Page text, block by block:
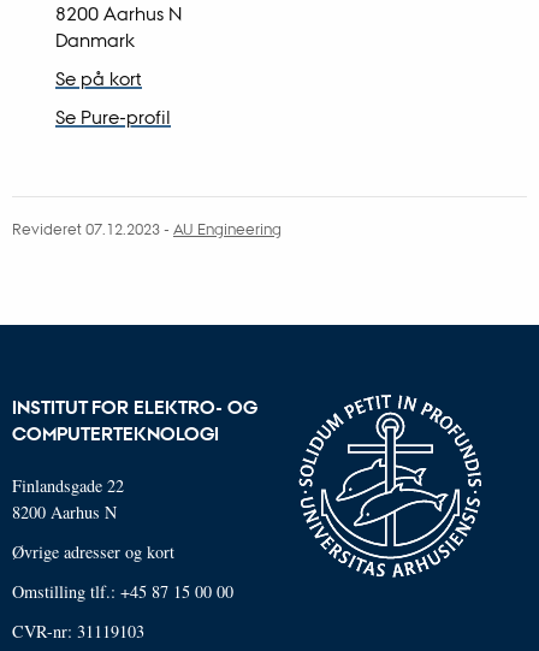
8200 Aarhus N
Danmark
Se på kort
Se Pure-profil
Revideret 07.12.2023- AU Engineering
INSTITUT FOR ELEKTRO- OG
COMPUTERTEKNOLOGI
Finlandsgade 22
8200 Aarhus N
Øvrige adresser og kort
Omstilling tlf.: +45 87 15 00 00
CVR-nr: 31119103